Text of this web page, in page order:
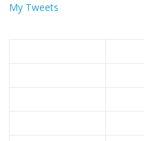
My Tweets